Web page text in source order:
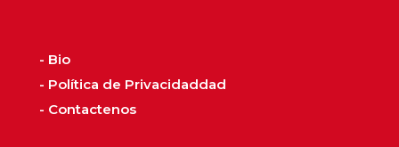
- Bio
- Política de Privacidaddad
- Contactenos